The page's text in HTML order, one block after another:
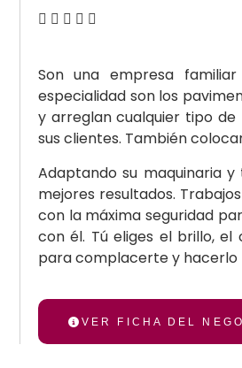
    
Son una empresa
especialidad son los
y arreglan cualquier tipo
sus clientes. También
Adaptando su maquinaria
mejores resultados.
con la máxima seguridad
con él. Tú eliges el brillo,
para complacerte y hacerlo
VER FICHA DEL